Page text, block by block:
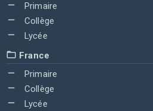
Primaire
Collège
Lycée
France
Primaire
Collège
Lycée